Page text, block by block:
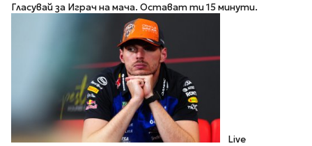
Гласувай за Играч на мача. Остават ти 15 минути.
Live